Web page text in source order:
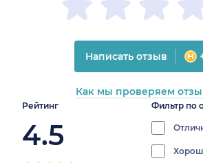
Рейтинг
4.5
Фильтр по
Написать отзыв
Как мы проверяем